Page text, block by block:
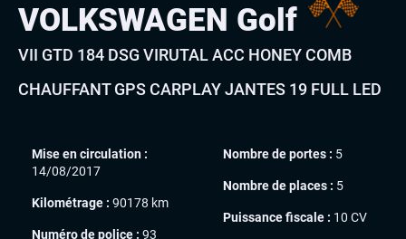
VOLKSWAGEN Golf
VII GTD 184 DSG VIRUTAL ACC HONEY COMB
CHAUFFANT GPS CARPLAY JANTES 19 FULL LED
Mise en circulation :
14/08/2017
Kilométrage : 90178 km
Numéro de police : 93
Nombre de portes : 5
Nombre de places : 5
Puissance fiscale : 10 CV